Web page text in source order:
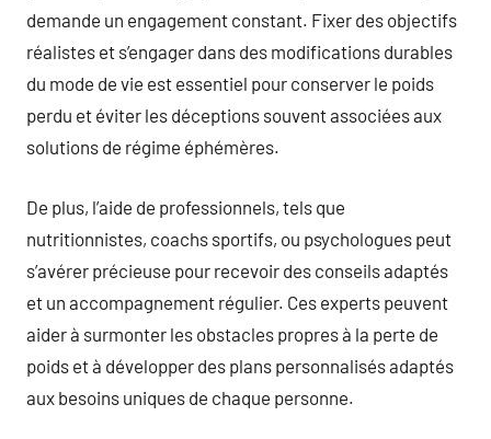
demande un engagement constant. Fixer des objectifs
réalistes et s’engager dans des modifications durables
du mode de vie est essentiel pour conserver le poids
perdu et éviter les déceptions souvent associées aux
solutions de régime éphémères.
De plus, l’aide de professionnels, tels que
nutritionnistes, coachs sportifs, ou psychologues peut
s’avérer précieuse pour recevoir des conseils adaptés
et un accompagnement régulier. Ces experts peuvent
aider à surmonter les obstacles propres à la perte de
poids et à développer des plans personnalisés adaptés
aux besoins uniques de chaque personne.